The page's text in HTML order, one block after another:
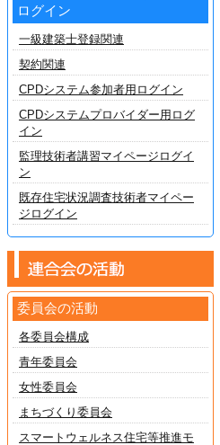
ログイン
一級建築士登録関連
契約関連
CPDシステム参加者用ログイン
CPDシステムプロバイダー用ログ
イン
監理技術者講習マイページログイ
ン
既存住宅状況調査技術者マイペー
ジログイン
委員会の活動
各委員会構成
青年委員会
女性委員会
まちづくり委員会
スマートウェルネス住宅等推進モ